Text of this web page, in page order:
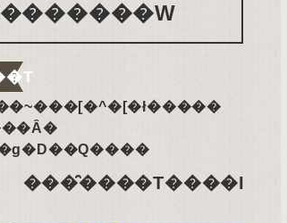
���̑����T����I